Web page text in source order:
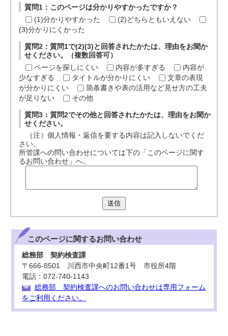
質問1：このページは分かりやすかったですか？
(1)分かりやすかった
(2)どちらともいえない
(3)分かりにくかった
質問2：質問1で(2)(3)と回答されたかたは、理由をお聞か
せください。（複数回答可）
ページを探しにくい
内容が多すぎる
内容が
少なすぎる
タイトルが分かりにくい
文章の表現
が分かりにくい
箇条書きや表の活用など見せ方の工夫
が足りない
その他
質問3：質問2でその他と回答されたかたは、理由をお聞か
せください。
（注）個人情報・返信を要する内容は記入しないでくだ
さい。
所管課への問い合わせについては下の「このページに関す
るお問い合わせ」へ。
送信
このページに関するお問い合わせ
総務部 契約検査課
〒666-8501 川西市中央町12番1号 市役所4階
電話：072-740-1143
総務部 契約検査課へのお問い合わせは専用フォーム
をご利用ください。